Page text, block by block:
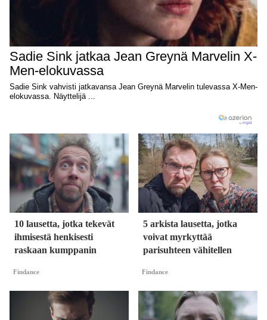
10 lausetta, jotka tekevät
ihmisestä henkisesti
raskaan kumppanin
Findance
5 arkista lausetta, jotka
voivat myrkyttää
parisuhteen vähitellen
Findance